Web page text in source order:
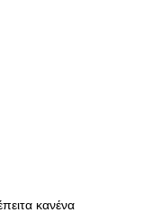
κανένα